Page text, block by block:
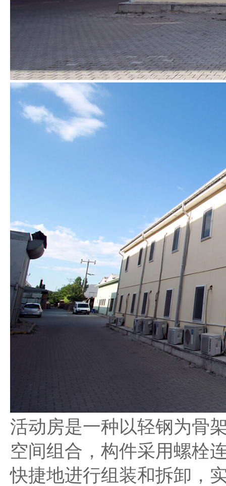
活动房是一种以轻钢为骨
空间组合，构件采用螺栓
快捷地进行组装和拆卸，